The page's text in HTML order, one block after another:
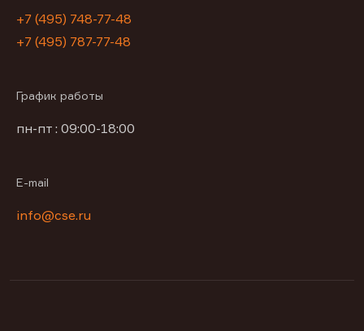
+7 (495) 748-77-48
+7 (495) 787-77-48
График работы
пн-пт : 09:00-18:00
E-mail
info@cse.ru